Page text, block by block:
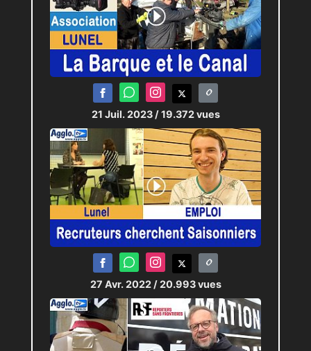
21 Juil. 2023 / 19.372 vues
27 Avr. 2022 / 20.993 vues